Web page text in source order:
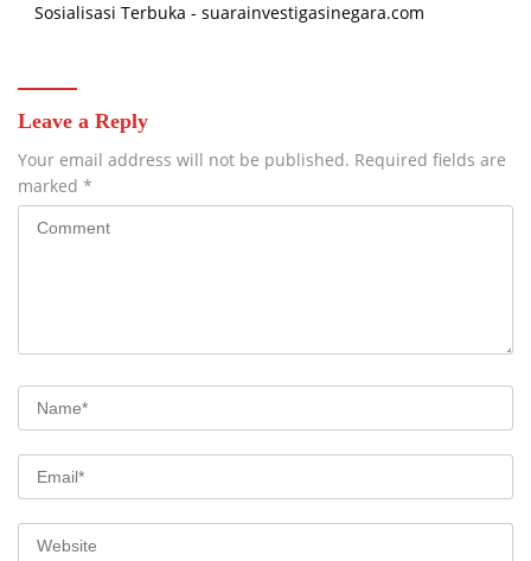
Sosialisasi Terbuka - suarainvestigasinegara.com
Leave a Reply
Your email address will not be published. Required fields are
marked *